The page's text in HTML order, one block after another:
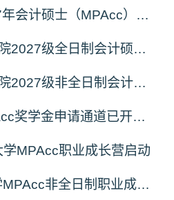
北京理工大学2027年会计硕士（MPAcc）招生说明（专业代码：125300）
华东理工大学商学院2027级全日制会计硕士（MPAcc）奖助学金方案
华东理工大学商学院2027级非全日制会计硕士（MPAcc）奖学金方案
华东理工大学MPAcc奖学金申请通道已开启，抢先占位！
MPAcc职业成长营启动
2027华东理工大学MPAcc非全日制职业成长营7月专场开放报名！